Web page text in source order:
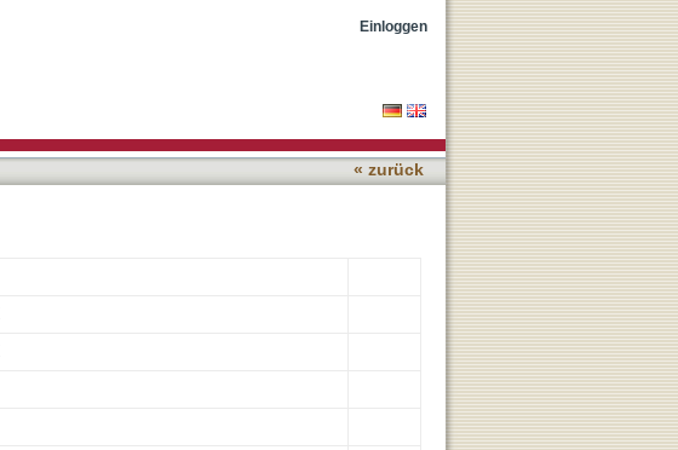
Materials AlH3, MgH2, and NaAlH4
Einloggen
« zurück